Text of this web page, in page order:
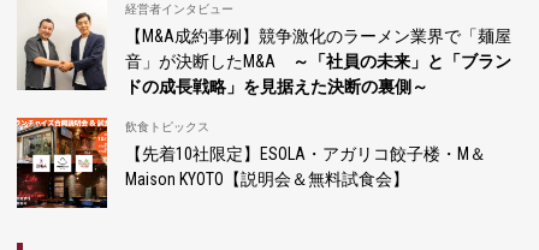
経営者インタビュー
【M&A成約事例】競争激化のラーメン業界で「麺屋
音」が決断したM&A
～「社員の未来」と「ブラン
ドの成長戦略」を見据えた決断の裏側～
飲食トピックス
【先着10社限定】ESOLA・アガリコ餃子楼・M＆
Maison KYOTO【説明会＆無料試食会】